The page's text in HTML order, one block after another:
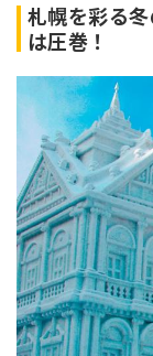
札幌を彩る
は圧巻！